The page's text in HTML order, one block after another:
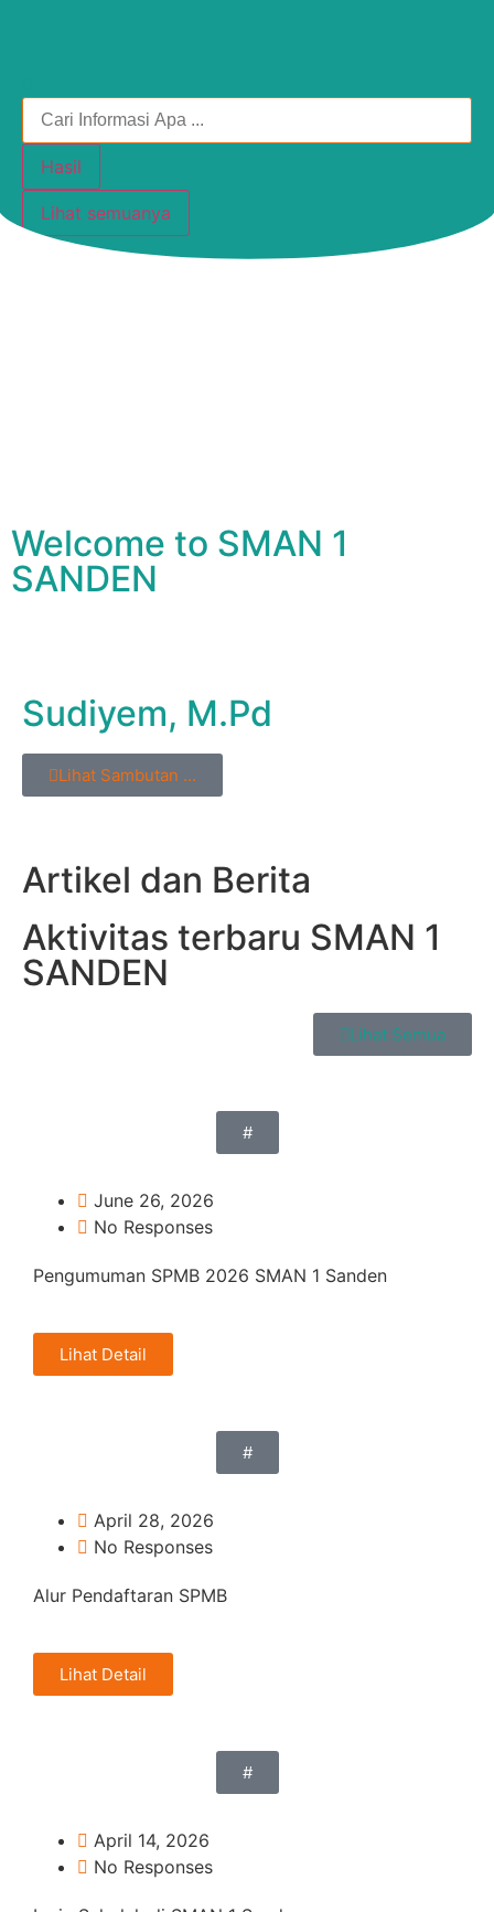
Hasil
Lihat semuanya
Welcome to SMAN 1
SANDEN
Sudiyem, M.Pd
Lihat Sambutan ...
Artikel dan Berita
Aktivitas terbaru SMAN 1
SANDEN
Lihat Semua
#
June 26, 2026
No Responses
Pengumuman SPMB 2026 SMAN 1 Sanden
Lihat Detail
#
April 28, 2026
No Responses
Alur Pendaftaran SPMB
Lihat Detail
#
April 14, 2026
No Responses